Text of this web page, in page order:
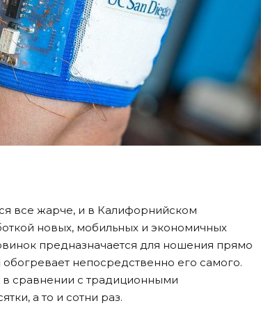
все жарче, и в Калифорнийском
новых, мобильных и экономичных
предназначается для ношения прямо
непосредственно его самого.
в сравнении с традиционными
а то и сотни раз.